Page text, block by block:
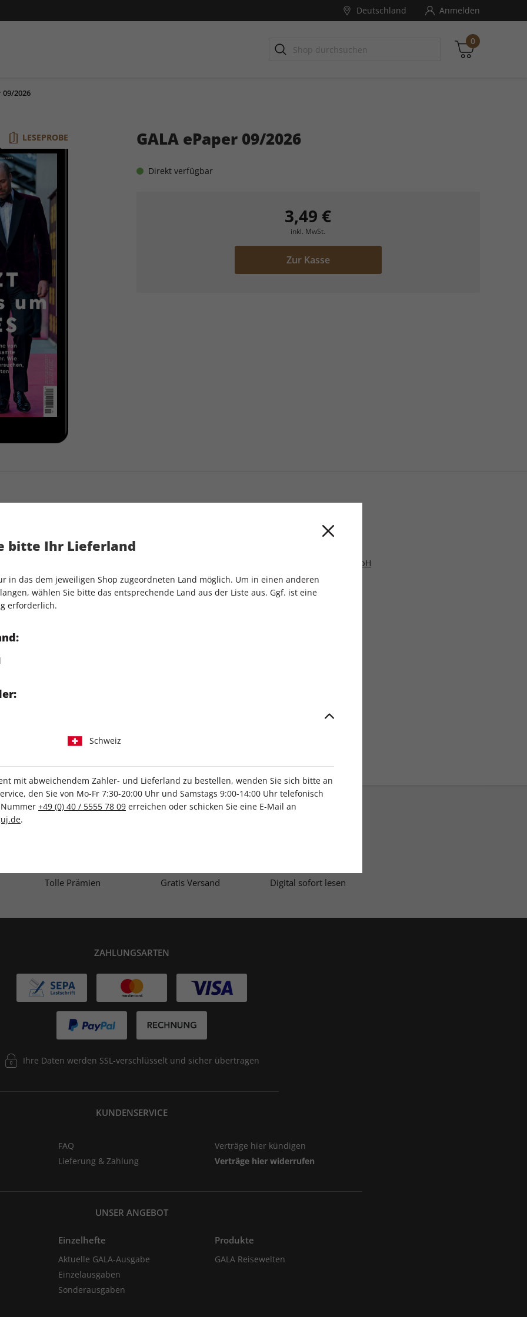
Deutschland Anmelden
0
Zwischensumme
09/2026
LESEPROBE GALA ePaper 09/2026
Direkt verfügbar
3,49 €
inkl. MwSt.
Zur Kasse
und William versuchen,
Ausgabe:
Sie das ePaper als
Sie Zugriff über die
FUNKE Women, People & Family GmbH
Tolle Prämien Gratis Versand Digital sofort lesen
ZAHLUNGSARTEN
Ihre Daten werden SSL-verschlüsselt und sicher übertragen
KUNDENSERVICE
FAQ
Lieferung & Zahlung
Verträge hier kündigen
Verträge hier widerrufen
UNSER ANGEBOT
Einzelhefte
Aktuelle GALA-Ausgabe
Einzelausgaben
Sonderausgaben
Produkte
GALA Reisewelten
bitte Ihr Lieferland
in das dem jeweiligen Shop zugeordneten Land möglich. Um in einen anderen
wählen Sie bitte das entsprechende Land aus der Liste aus. Ggf. ist eine
erforderlich.
Schweiz
mit abweichendem Zahler- und Lieferland zu bestellen, wenden Sie sich bitte an
den Sie von Mo-Fr 7:30-20:00 Uhr und Samstags 9:00-14:00 Uhr telefonisch
+49 (0) 40 / 5555 78 09 erreichen oder schicken Sie eine E-Mail an
.